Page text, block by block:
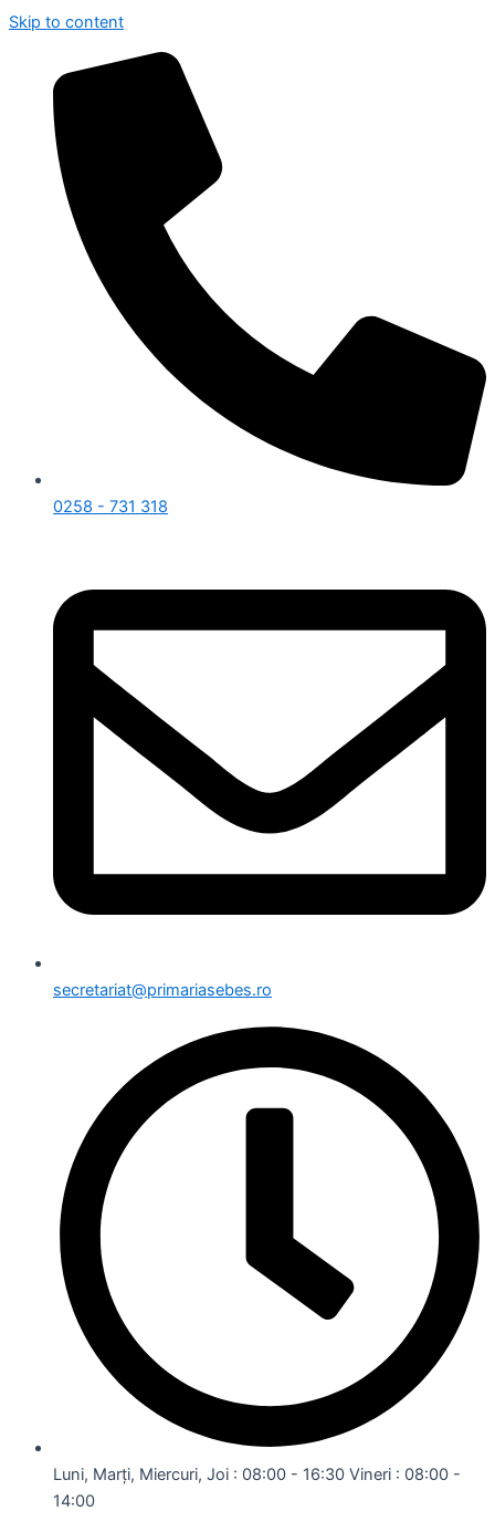
Skip to content
0258 - 731 318
secretariat@primariasebes.ro
Luni, Marți, Miercuri, Joi : 08:00 - 16:30 Vineri : 08:00 -
14:00